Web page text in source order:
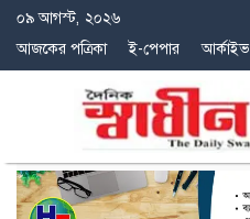
০৯ আগস্ট, ২০২৬
আজকের পত্রিকা
ই-পেপার আর্কাইভ